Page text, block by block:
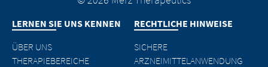
LERNEN SIE UNS KENNEN
ÜBER UNS
THERAPIEBEREICHE
RECHTLICHE HINWEISE
SICHERE
ARZNEIMITTELANWENDUNG